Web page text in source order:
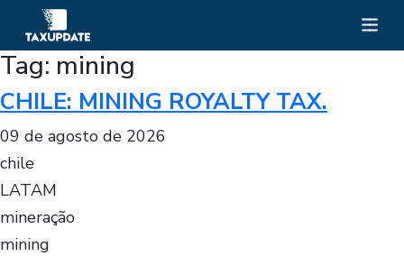
Tag: mining
CHILE: MINING ROYALTY TAX.
09 de agosto de 2026
chile
LATAM
mineração
mining